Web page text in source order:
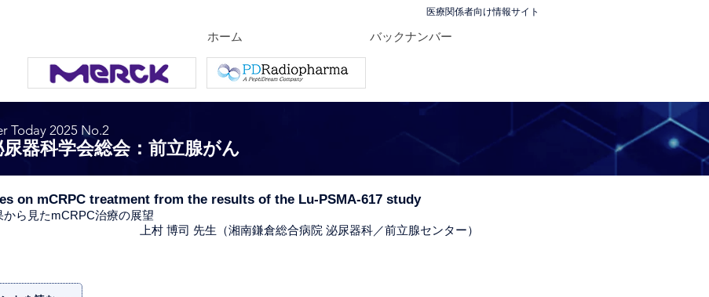
医療関係者向け情報サイト
ホーム バックナンバー
Today 2025 No.2
器科学会総会：前立腺がん
on mCRPC treatment from the results of the Lu-PSMA-617 study
ら見たmCRPC治療の展望
上村 博司 先生（湘南鎌倉総合病院 泌尿器科／前立腺センター）